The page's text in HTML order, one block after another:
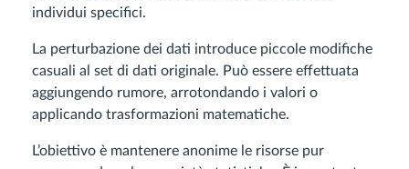
individui specifici.
La perturbazione dei dati introduce piccole modifiche
casuali al set di dati originale. Può essere effettuata
aggiungendo rumore, arrotondando i valori o
applicando trasformazioni matematiche.
L’obiettivo è mantenere anonime le risorse pur